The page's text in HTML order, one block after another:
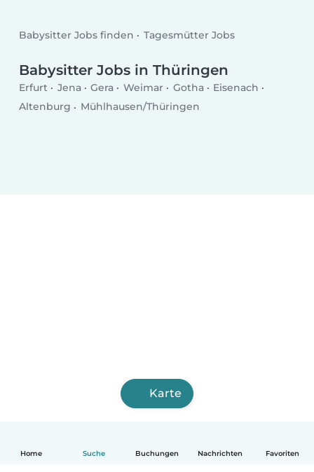
Home Suche Buchungen Nachrichten Favoriten
Babysitter Jobs finden Tagesmütter Jobs
Babysitter Jobs in Thüringen
Erfurt Jena Gera Weimar Gotha
Eisenach
Altenburg
Mühlhausen/Thüringen
Karte